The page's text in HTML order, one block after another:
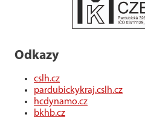
Odkazy
cslh.cz
pardubickykraj.cslh.cz
hcdynamo.cz
bkhb.cz